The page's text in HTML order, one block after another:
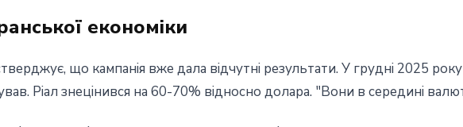
економіки
що кампанія вже дала відчутні результати. У грудні 2025
Ріал знецінився на 60-70% відносно долара. "Вони в середині